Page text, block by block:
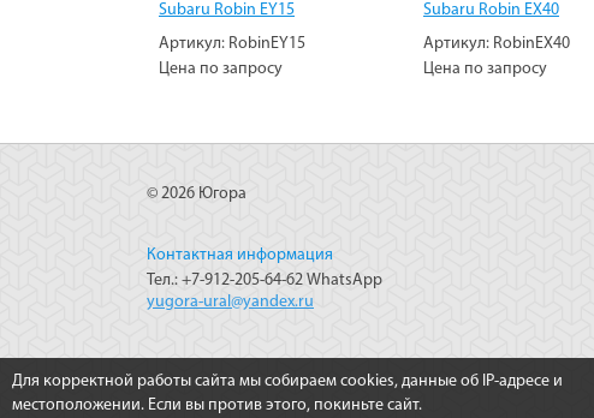
Subaru Robin EY15
Артикул: RobinEY15
Цена по запросу
Subaru Robin EX40
Артикул: RobinEX40
Цена по запросу
© 2026 Югора
Контактная информация
Тел.: +7-912-205-64-62 WhatsApp
yugora-ural@yandex.ru
Для корректной работы сайта мы собираем cookies, данные об IP-адресе и
местоположении. Если вы против этого, покиньте сайт.